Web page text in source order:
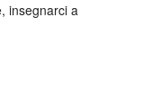
insegnarci a